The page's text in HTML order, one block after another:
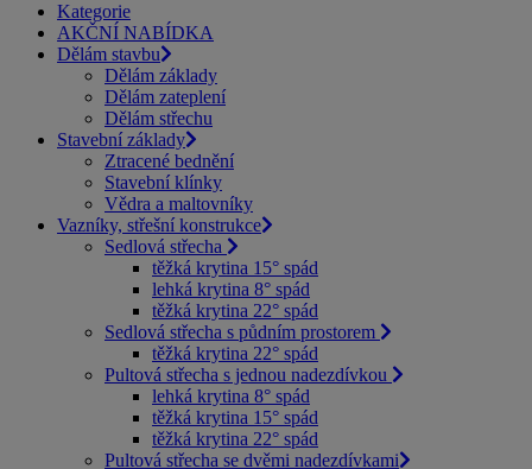
Kategorie
AKČNÍ NABÍDKA
Dělám stavbu
Dělám základy
Dělám zateplení
Dělám střechu
Stavební základy
Ztracené bednění
Stavební klínky
Vědra a maltovníky
Vazníky, střešní konstrukce
Sedlová střecha
těžká krytina 15° spád
lehká krytina 8° spád
těžká krytina 22° spád
Sedlová střecha s půdním prostorem
těžká krytina 22° spád
Pultová střecha s jednou nadezdívkou
lehká krytina 8° spád
těžká krytina 15° spád
těžká krytina 22° spád
Pultová střecha se dvěmi nadezdívkami